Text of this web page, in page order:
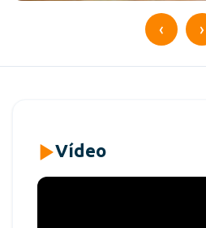
‹ ›
Vídeo